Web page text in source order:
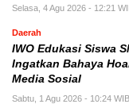
Selasa, 4 Agu 2026 - 12:21
Daerah
IWO Edukasi Siswa
Ingatkan Bahaya
Media Sosial
Sabtu, 1 Agu 2026 - 10:24 WIB